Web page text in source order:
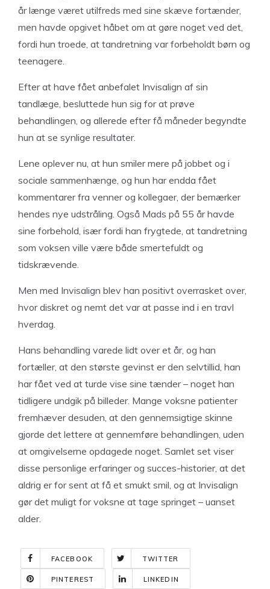
år længe været utilfreds med sine skæve fortænder,
men havde opgivet håbet om at gøre noget ved det,
fordi hun troede, at tandretning var forbeholdt børn og
teenagere.
Efter at have fået anbefalet Invisalign af sin
tandlæge, besluttede hun sig for at prøve
behandlingen, og allerede efter få måneder begyndte
hun at se synlige resultater.
Lene oplever nu, at hun smiler mere på jobbet og i
sociale sammenhænge, og hun har endda fået
kommentarer fra venner og kollegaer, der bemærker
hendes nye udstråling. Også Mads på 55 år havde
sine forbehold, især fordi han frygtede, at tandretning
som voksen ville være både smertefuldt og
tidskrævende.
Men med Invisalign blev han positivt overrasket over,
hvor diskret og nemt det var at passe ind i en travl
hverdag.
Hans behandling varede lidt over et år, og han
fortæller, at den største gevinst er den selvtillid, han
har fået ved at turde vise sine tænder – noget han
tidligere undgik på billeder. Mange voksne patienter
fremhæver desuden, at den gennemsigtige skinne
gjorde det lettere at gennemføre behandlingen, uden
at omgivelserne opdagede noget. Samlet set viser
disse personlige erfaringer og succes-historier, at det
aldrig er for sent at få et smukt smil, og at Invisalign
gør det muligt for voksne at tage springet – uanset
alder.
FACEBOOK TWITTER
PINTEREST LINKEDIN